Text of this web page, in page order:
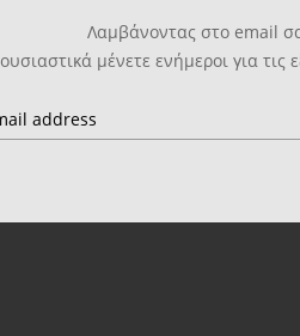
Λαμβάνοντας στο email
ουσιαστικά μένετε ενήμεροι για τις